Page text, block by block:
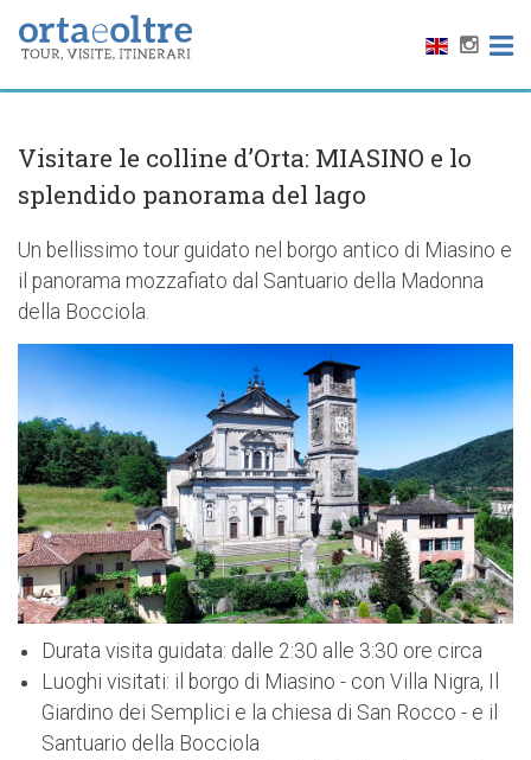
Visitare le colline d’Orta: MIASINO e lo
splendido panorama del lago
Un bellissimo tour guidato nel borgo antico di Miasino e
il panorama mozzafiato dal Santuario della Madonna
della Bocciola.
Durata visita guidata: dalle 2:30 alle 3:30 ore circa
Luoghi visitati: il borgo di Miasino - con Villa Nigra, Il
Giardino dei Semplici e la chiesa di San Rocco - e il
Santuario della Bocciola